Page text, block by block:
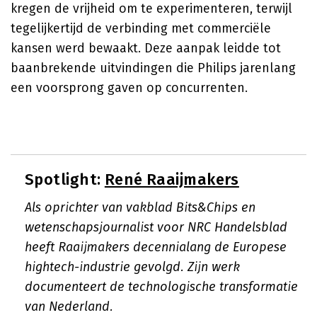
kregen de vrijheid om te experimenteren, terwijl
tegelijkertijd de verbinding met commerciële
kansen werd bewaakt. Deze aanpak leidde tot
baanbrekende uitvindingen die Philips jarenlang
een voorsprong gaven op concurrenten.
Spotlight: René Raaijmakers
Als oprichter van vakblad Bits&Chips en
wetenschapsjournalist voor NRC Handelsblad
heeft Raaijmakers decennialang de Europese
hightech-industrie gevolgd. Zijn werk
documenteert de technologische transformatie
van Nederland.